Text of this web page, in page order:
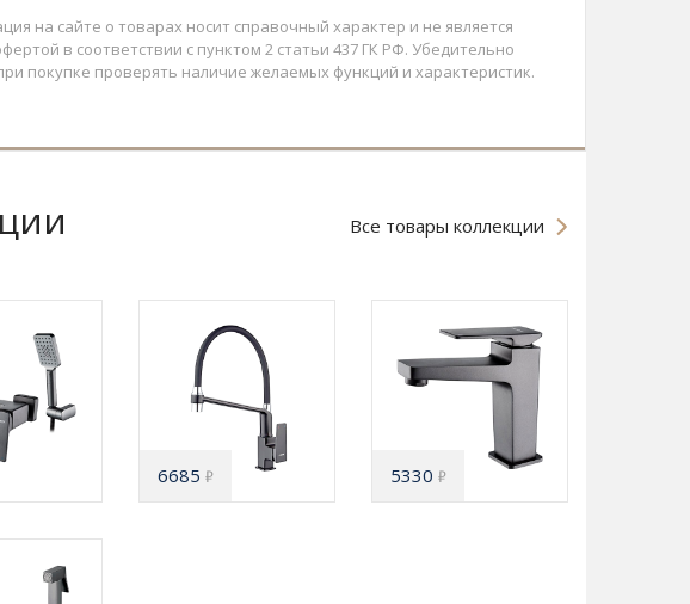
на сайте о товарах носит справочный характер и не является
в соответствии с пунктом 2 статьи 437 ГК РФ. Убедительно
покупке проверять наличие желаемых функций и характеристик.
Все товары коллекции
6685 ₽ 5330 ₽